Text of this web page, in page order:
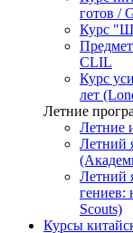
готов /
Курс
CLIL
Курс
лет
Летние
Летние
Летний
Летний
гениев:
Scouts)
Курсы